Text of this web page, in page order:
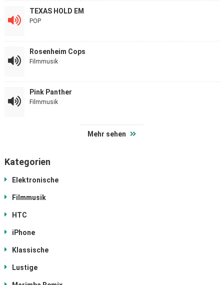
TEXAS HOLD EM
POP
Rosenheim Cops
Filmmusik
Pink Panther
Filmmusik
Mehr sehen
Kategorien
Elektronische
Filmmusik
HTC
iPhone
Klassische
Lustige